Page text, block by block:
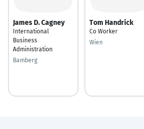
James D. Cagney
International
Business
Administration
Bamberg
Tom Handrick
Co Worker
Wien